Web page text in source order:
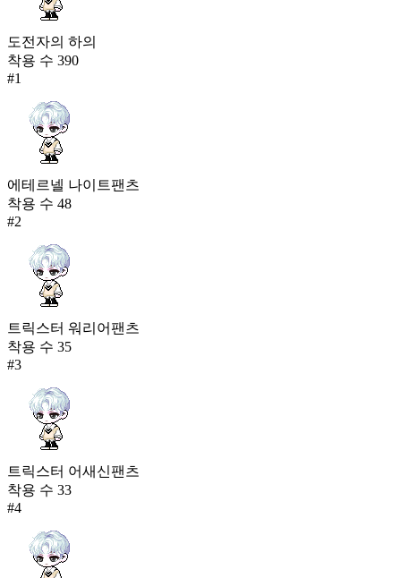
도전자의 하의
착용 수 390
#1
에테르넬 나이트팬츠
착용 수 48
#2
트릭스터 워리어팬츠
착용 수 35
#3
트릭스터 어새신팬츠
착용 수 33
#4